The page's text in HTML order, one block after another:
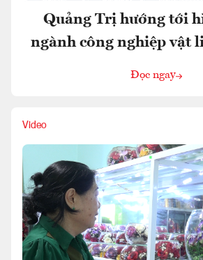
Quảng Trị hướng tới
ngành công nghiệp vật
Đọc ngay
Video